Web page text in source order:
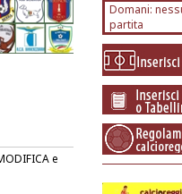
e
Domani:
partita